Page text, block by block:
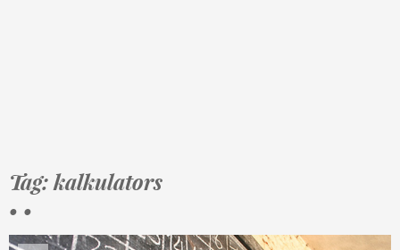
Tag: kalkulators
• •